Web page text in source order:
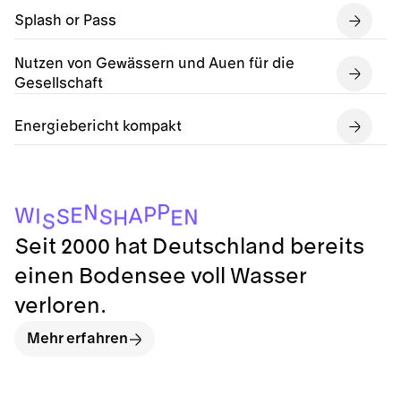
Splash or Pass
Nutzen von Gewässern und Auen für die
Gesellschaft
Energiebericht kompakt
W SSENSHAPPE N
Seit 2000 hat Deutschland bereits
einen Bodensee voll Wasser
verloren.
Mehr erfahren